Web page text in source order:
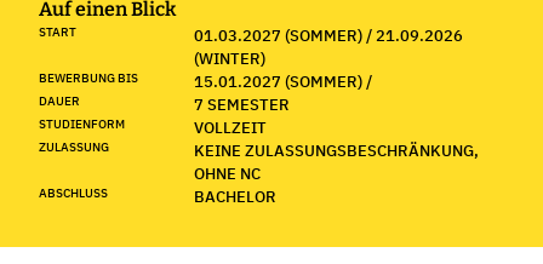
Auf einen Blick
START
01.03.2027 (SOMMER) / 21.09.2026
(WINTER)
BEWERBUNG BIS 15.01.2027 (SOMMER) /
DAUER 7 SEMESTER
STUDIENFORM VOLLZEIT
ZULASSUNG
KEINE ZULASSUNGSBESCHRÄNKUNG,
OHNE NC
ABSCHLUSS BACHELOR